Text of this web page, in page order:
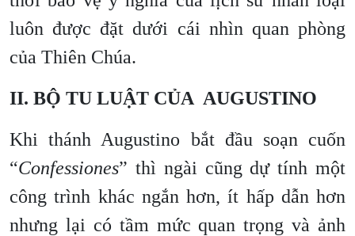
luôn được đặt dưới cái nhìn quan phòng
của Thiên Chúa.
II. BỘ TU LUẬT CỦA AUGUSTINO
Khi thánh Augustino bắt đầu soạn cuốn
“Confessiones” thì ngài cũng dự tính một
công trình khác ngắn hơn, ít hấp dẫn hơn
nhưng lại có tầm mức quan trọng và ảnh